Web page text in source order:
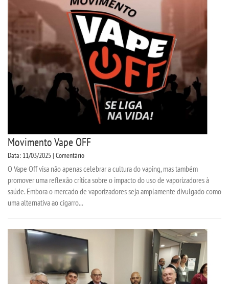
Movimento Vape OFF
Data: 11/03/2025 | Comentário
O Vape Off visa não apenas celebrar a cultura do vaping, mas também
promover uma reflexão crítica sobre o impacto do uso de vaporizadores à
saúde. Embora o mercado de vaporizadores seja amplamente divulgado como
uma alternativa ao cigarro...